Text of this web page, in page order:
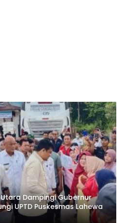
Dampingi Gubernur
UPTD Puskesmas Lahewa